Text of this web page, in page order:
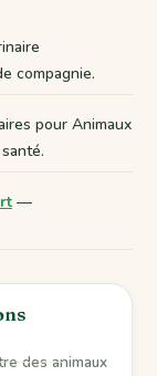
compagnie.
pour Animaux
—
des animaux